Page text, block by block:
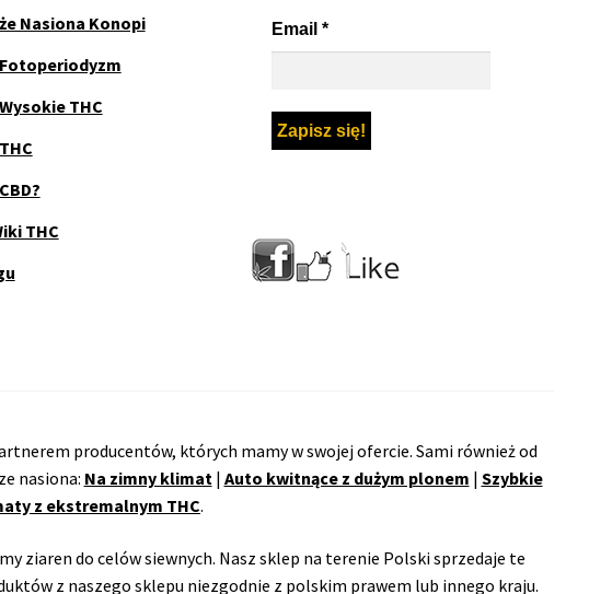
Nasiona Konopi
THC
THC
Email *
producentów, których mamy w swojej ofercie. Sami również od
nasiona: Na zimny klimat| Auto kwitnące z dużym plonem | Szybkie
z ekstremalnym THC.
ziaren do celów siewnych. Nasz sklep na terenie Polski sprzedaje te
z naszego sklepu niezgodnie z polskim prawem lub innego kraju.